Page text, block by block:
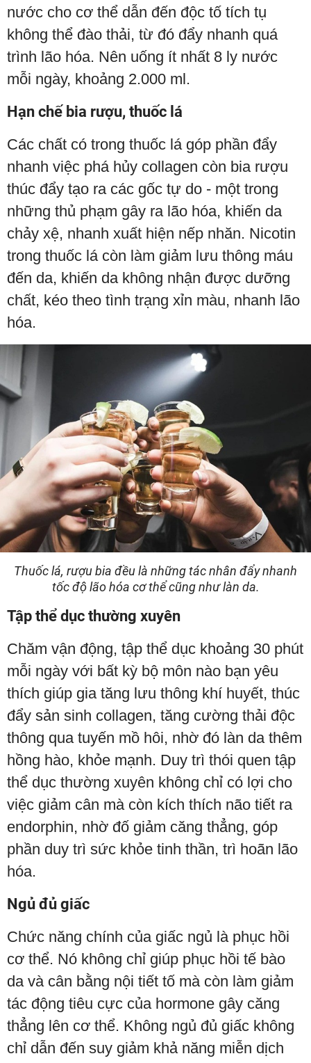
nước cho cơ thể dẫn đến độc tố tích tụ
không thể đào thải, từ đó đẩy nhanh quá
trình lão hóa. Nên uống ít nhất 8 ly nước
mỗi ngày, khoảng 2.000 ml.
Hạn chế bia rượu, thuốc lá
Các chất có trong thuốc lá góp phần đẩy
nhanh việc phá hủy collagen còn bia rượu
thúc đẩy tạo ra các gốc tự do - một trong
những thủ phạm gây ra lão hóa, khiến da
chảy xệ, nhanh xuất hiện nếp nhăn. Nicotin
trong thuốc lá còn làm giảm lưu thông máu
đến da, khiến da không nhận được dưỡng
chất, kéo theo tình trạng xỉn màu, nhanh lão
hóa.
Thuốc lá, rượu bia đều là những tác nhân đẩy nhanh
tốc độ lão hóa cơ thể cũng như làn da.
Tập thể dục thường xuyên
Chăm vận động, tập thể dục khoảng 30 phút
mỗi ngày với bất kỳ bộ môn nào bạn yêu
thích giúp gia tăng lưu thông khí huyết, thúc
đẩy sản sinh collagen, tăng cường thải độc
thông qua tuyến mồ hôi, nhờ đó làn da thêm
hồng hào, khỏe mạnh. Duy trì thói quen tập
thể dục thường xuyên không chỉ có lợi cho
việc giảm cân mà còn kích thích não tiết ra
endorphin, nhờ đố giảm căng thẳng, góp
phần duy trì sức khỏe tinh thần, trì hoãn lão
hóa.
Ngủ đủ giấc
Chức năng chính của giấc ngủ là phục hồi
cơ thể. Nó không chỉ giúp phục hồi tế bào
da và cân bằng nội tiết tố mà còn làm giảm
tác động tiêu cực của hormone gây căng
thẳng lên cơ thể. Không ngủ đủ giấc không
chỉ dẫn đến suy giảm khả năng miễn dịch